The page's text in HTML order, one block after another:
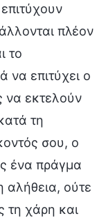
πλέον
το
να επιτύχει ο
να εκτελούν
τη
σου, ο
ένα πράγμα
αλήθεια, ούτε
τη χάρη και